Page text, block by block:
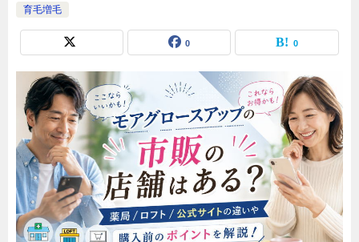
育毛増毛
0 0